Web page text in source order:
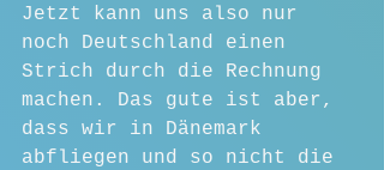
Jetzt kann uns also nur
noch Deutschland einen
Strich durch die Rechnung
machen. Das gute ist aber,
dass wir in Dänemark
abfliegen und so nicht die